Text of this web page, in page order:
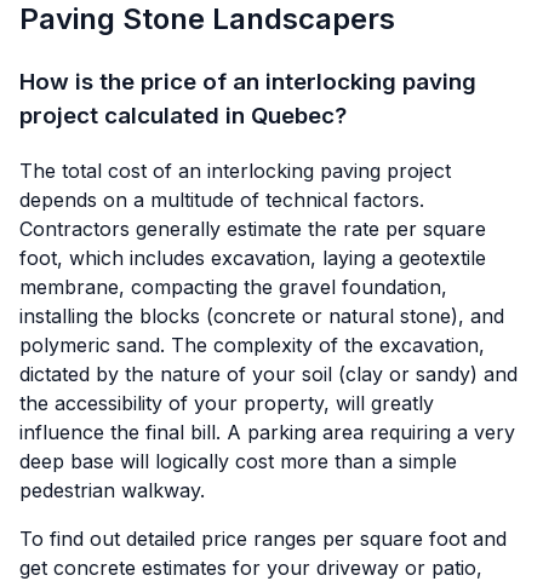
Paving Stone Landscapers
How is the price of an interlocking paving
project calculated in Quebec?
The total cost of an interlocking paving project
depends on a multitude of technical factors.
Contractors generally estimate the rate per square
foot, which includes excavation, laying a geotextile
membrane, compacting the gravel foundation,
installing the blocks (concrete or natural stone), and
polymeric sand. The complexity of the excavation,
dictated by the nature of your soil (clay or sandy) and
the accessibility of your property, will greatly
influence the final bill. A parking area requiring a very
deep base will logically cost more than a simple
pedestrian walkway.
To find out detailed price ranges per square foot and
get concrete estimates for your driveway or patio,